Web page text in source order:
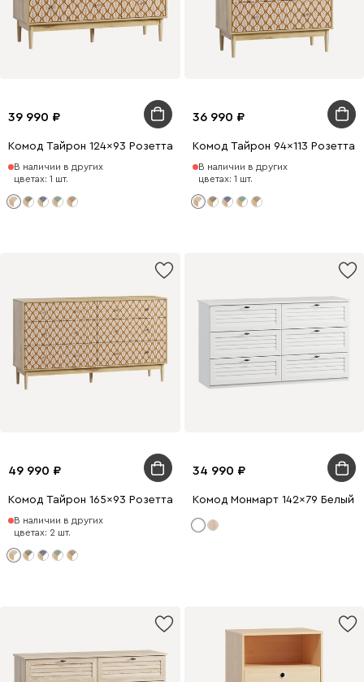
39 990
Комод Тайрон 124x93 Розетта
В наличии в других
цветах: 1 шт.
36 990
Комод Тайрон 94x113 Розетта
В наличии в других
цветах: 1 шт.
49 990
Комод Тайрон 165x93 Розетта
В наличии в других
цветах: 2 шт.
34 990
Комод Монмарт 142x79 Белый